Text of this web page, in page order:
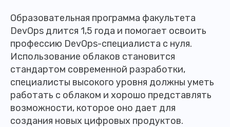
Образовательная программа факультета
DevOps длится 1,5 года и помогает освоить
профессию DevOps-специалиста с нуля.
Использование облаков становится
стандартом современной разработки,
специалисты высокого уровня должны уметь
работать с облаком и хорошо представлять
возможности, которое оно дает для
создания новых цифровых продуктов.